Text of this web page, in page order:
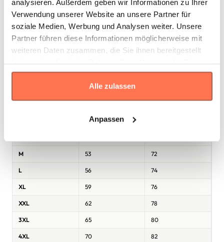
analysieren. Außerdem geben wir Informationen zu Ihrer
Verwendung unserer Website an unsere Partner für
soziale Medien, Werbung und Analysen weiter. Unsere
Partner führen diese Informationen möglicherweise mit
weiteren Daten zusammen, die Sie ihnen bereitgestellt
gesammelt haben.
Alle zulassen
Anpassen
angegeben. Eine Abweichung bis zu ±2 cm ist üblich und gilt als
Breite
M 53 72
L 56 74
XL 59 76
XXL 62 78
3XL 65 80
4XL 70 82